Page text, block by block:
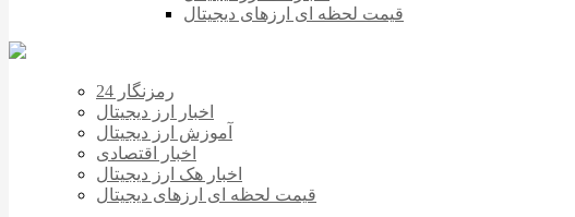
قیمت لحظه ای ارزهای دیجیتال
رمزنگار 24
اخبار ارز دیجیتال
آموزش ارز دیجیتال
اخبار اقتصادی
اخبار هک ارز دیجیتال
قیمت لحظه ای ارزهای دیجیتال